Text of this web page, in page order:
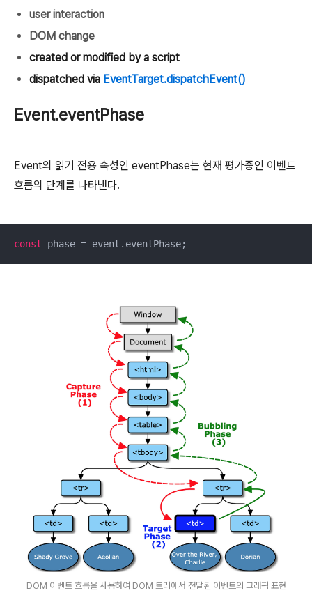
user interaction
DOM change
created or modified by a script
dispatched via EventTarget.dispatchEvent()
Event.eventPhase
Event의 읽기 전용 속성인 eventPhase는 현재 평가중인 이벤트
흐름의 단계를 나타낸다.
const phase = event.eventPhase;
DOM 이벤트 흐름을 사용하여 DOM 트리에서 전달된 이벤트의 그래픽 표현